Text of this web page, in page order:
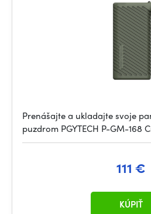
Prenášajte a ukladajte svoje
puzdrom PGYTECH P-GM-168
111 €
KÚPIŤ